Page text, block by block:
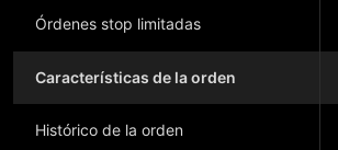
Órdenes stop limitadas
Características de la orden
Histórico de la orden